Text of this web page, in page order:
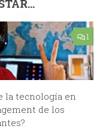
1
la tecnología en
de los